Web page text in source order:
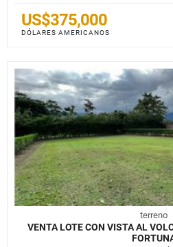
US$375,000
DÓLARES AMERICANOS
terreno
VENTA LOTE CON VISTA AL